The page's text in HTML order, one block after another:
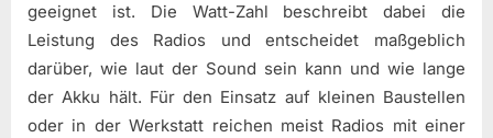
geeignet ist. Die Watt-Zahl beschreibt dabei die
Leistung des Radios und entscheidet maßgeblich
darüber, wie laut der Sound sein kann und wie lange
der Akku hält. Für den Einsatz auf kleinen Baustellen
oder in der Werkstatt reichen meist Radios mit einer